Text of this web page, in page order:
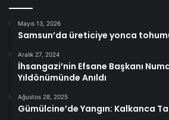
Mayıs 13, 2026
Samsun’da üreticiye yonca
Aralık 27, 2024
İhsangazi’nin Efsane Başkanı
Yıldönümünde Anıldı
Ağustos 28, 2025
Gümülcine’de Yangın: Kalkanca